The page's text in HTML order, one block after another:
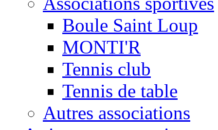
Boule Saint Loup
MONTI'R
Tennis club
Tennis de table
Autres associations